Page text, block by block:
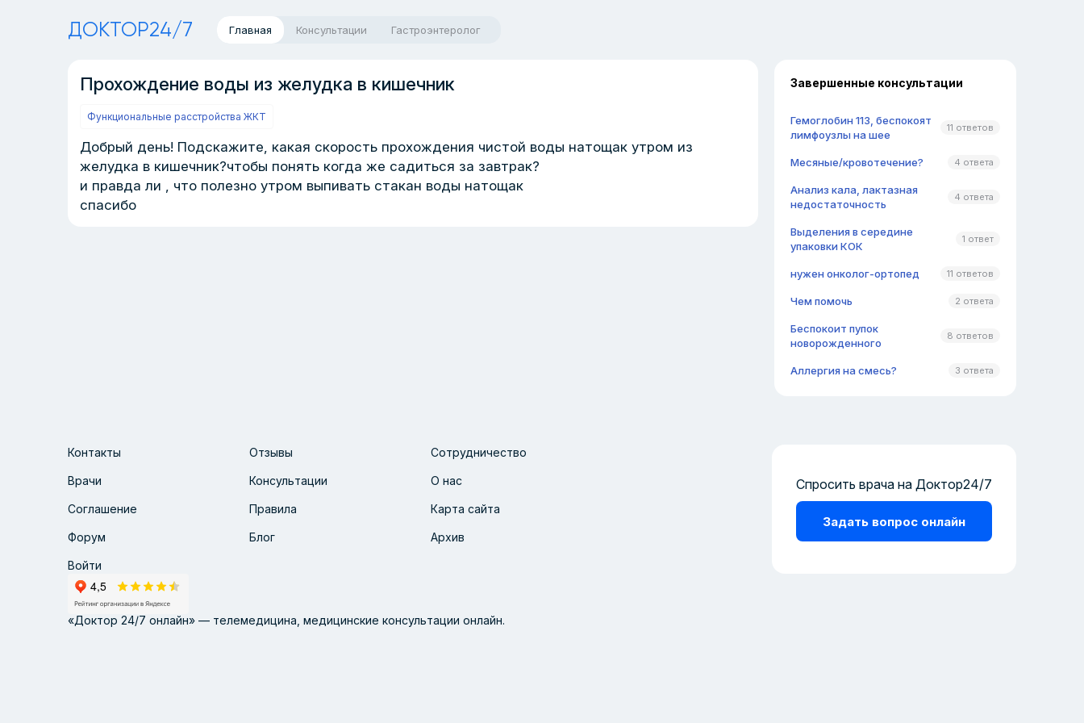
ДОКТОР24/7 Главная Консультации Гастроэнтеролог
Прохождение воды из желудка в кишечник
Функциональные расстройства ЖКТ
Добрый день! Подскажите, какая скорость прохождения чистой воды натощак утром из
желудка в кишечник?чтобы понять когда же садиться за завтрак?
и правда ли , что полезно утром выпивать стакан воды натощак
спасибо
Завершенные консультации
Гемоглобин 113, беспокоят
лимфоузлы на шее
11 ответов
Месяные/кровотечение? 4 ответа
Анализ кала, лактазная
недостаточность
4 ответа
Выделения в середине
упаковки КОК
1 ответ
нужен онколог-ортопед 11 ответов
Чем помочь 2 ответа
Беспокоит пупок
новорожденного
8 ответов
Аллергия на смесь? 3 ответа
Контакты Отзывы Сотрудничество
Врачи Консультации О нас
Соглашение Правила Карта сайта
Форум Блог Архив
Войти
Спросить врача на Доктор24/7
Задать вопрос онлайн
«Доктор 24/7 онлайн» — телемедицина, медицинские консультации онлайн.